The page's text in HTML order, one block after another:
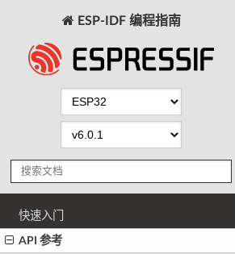
ESP-IDF 编程指南
快速入门
API 参考